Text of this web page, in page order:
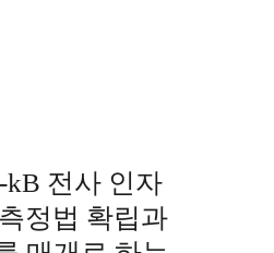
전사 인자
정법 확립과